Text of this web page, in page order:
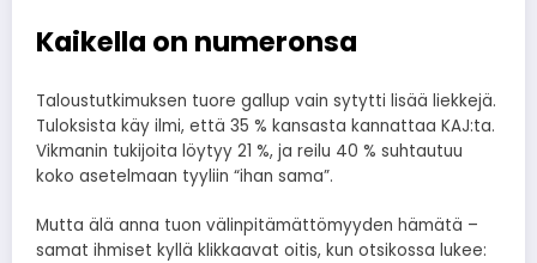
Kaikella on numeronsa
Taloustutkimuksen tuore gallup vain sytytti lisää liekkejä.
Tuloksista käy ilmi, että 35 % kansasta kannattaa KAJ:ta.
Vikmanin tukijoita löytyy 21 %, ja reilu 40 % suhtautuu
koko asetelmaan tyyliin “ihan sama”.
Mutta älä anna tuon välinpitämättömyyden hämätä –
samat ihmiset kyllä klikkaavat oitis, kun otsikossa lukee: